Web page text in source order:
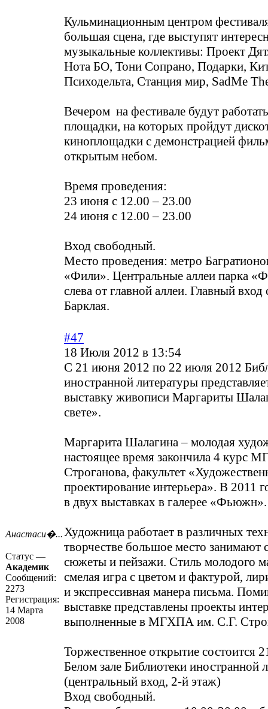
Кульминационным центром
большая сцена, где выступят
музыкальные коллективы: Проект
Нота БО, Тони Сопрано, Подарки,
Психодельта, Станция мир, SadMe
Вечером на фестивале будут
площадки, на которых пройдут
киноплощадки с демонстрацией
открытым небом.
Время проведения:
23 июня с 12.00 – 23.00
24 июня с 12.00 – 23.00
Вход свободный.
Место проведения: метро
«Фили». Центральные аллеи парка
слева от главной аллеи. Главный
Барклая.
Анастаси�...
Статус —
Академик
Сообщений:
2273
Регистрация:
14 Марта
2008
#47
18 Июля 2012 в 13:54
С 21 июня 2012 по 22 июля 2012
иностранной литературы
выставку живописи Маргариты
свете».
Маргарита Шалагина – молодая
настоящее время закончила 4 курс
Строганова, факультет
проектирование интерьера». В 2011
в двух выставках в галерее «Фьюжн».
Художница работает в различных
творчестве большое место занимают
сюжеты и пейзажи. Стиль молодого
смелая игра с цветом и фактурой,
и экспрессивная манера письма.
выставке представлены проекты
выполненные в МГХПА им. С.Г.
Торжественное открытие состоится
Белом зале Библиотеки иностранной
(центральный вход, 2-й этаж)
Вход свободный.